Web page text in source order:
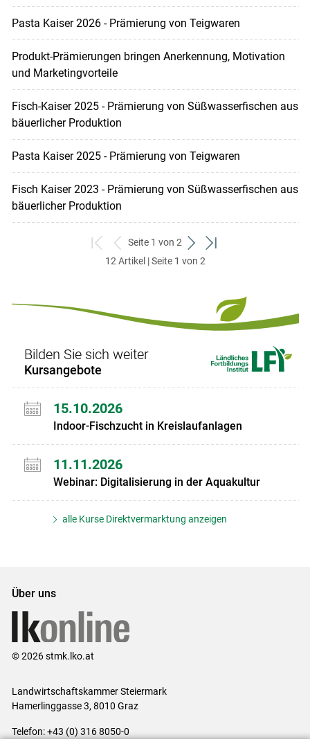
Pasta Kaiser 2026 - Prämierung von Teigwaren
Produkt-Prämierungen bringen Anerkennung, Motivation
und Marketingvorteile
Fisch-Kaiser 2025 - Prämierung von Süßwasserfischen aus
bäuerlicher Produktion
Pasta Kaiser 2025 - Prämierung von Teigwaren
Fisch Kaiser 2023 - Prämierung von Süßwasserfischen aus
bäuerlicher Produktion
zum
ersten
zurück
zum
Seite 1 von 2
weiter
zum
zum
12 Artikel | Seite 1 von 2
Bilden Sie sich weiter
Kursangebote
15.10.2026
Indoor-Fischzucht in Kreislaufanlagen
11.11.2026
Webinar: Digitalisierung in der Aquakultur
alle Kurse Direktvermarktung anzeigen
Über uns
© 2026 stmk.lko.at
Landwirtschaftskammer Steiermark
Hamerlinggasse 3, 8010 Graz
Telefon: +43 (0) 316 8050-0